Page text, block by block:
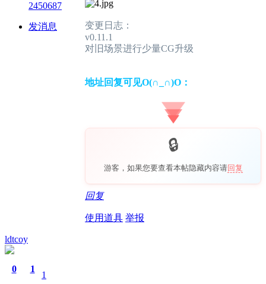
2450687
发消息
变更日志：
v0.11.1
对旧场景进行少量CG升级
地址回复可见O(∩_∩)O：
游客，如果您要查看本帖隐藏内容请回复
回复
使用道具 举报
ldtcoy
0 1
1